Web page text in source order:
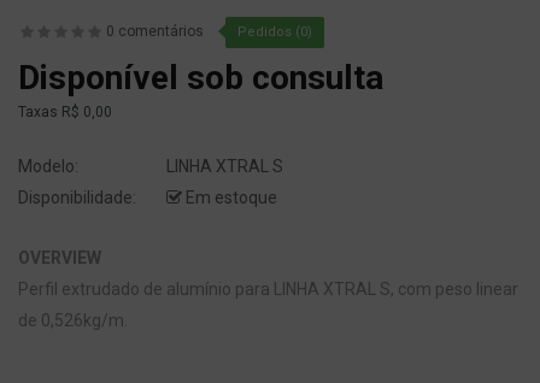
0 comentários Pedidos (0)
Disponível sob consulta
Taxas R$ 0,00
Modelo:
LINHA XTRAL S
Disponibilidade:
Em estoque
OVERVIEW
Perfil extrudado de alumínio para LINHA XTRAL S, com peso linear
de 0,526kg/m.